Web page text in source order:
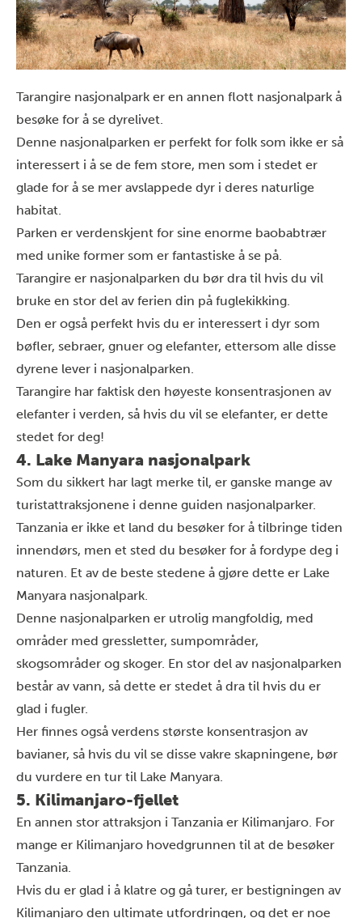
Tarangire nasjonalpark er en annen flott nasjonalpark å
besøke for å se dyrelivet.
Denne nasjonalparken er perfekt for folk som ikke er så
interessert i å se de fem store, men som i stedet er
glade for å se mer avslappede dyr i deres naturlige
habitat.
Parken er verdenskjent for sine enorme baobabtrær
med unike former som er fantastiske å se på.
Tarangire er nasjonalparken du bør dra til hvis du vil
bruke en stor del av ferien din på fuglekikking.
Den er også perfekt hvis du er interessert i dyr som
bøfler, sebraer, gnuer og elefanter, ettersom alle disse
dyrene lever i nasjonalparken.
Tarangire har faktisk den høyeste konsentrasjonen av
elefanter i verden, så hvis du vil se elefanter, er dette
stedet for deg!
4. Lake Manyara nasjonalpark
Som du sikkert har lagt merke til, er ganske mange av
turistattraksjonene i denne guiden nasjonalparker.
Tanzania er ikke et land du besøker for å tilbringe tiden
innendørs, men et sted du besøker for å fordype deg i
naturen. Et av de beste stedene å gjøre dette er Lake
Manyara nasjonalpark.
Denne nasjonalparken er utrolig mangfoldig, med
områder med gressletter, sumpområder,
skogsområder og skoger. En stor del av nasjonalparken
består av vann, så dette er stedet å dra til hvis du er
glad i fugler.
Her finnes også verdens største konsentrasjon av
bavianer, så hvis du vil se disse vakre skapningene, bør
du vurdere en tur til Lake Manyara.
5. Kilimanjaro-fjellet
En annen stor attraksjon i Tanzania er Kilimanjaro. For
mange er Kilimanjaro hovedgrunnen til at de besøker
Tanzania.
Hvis du er glad i å klatre og gå turer, er bestigningen av
Kilimanjaro den ultimate utfordringen, og det er noe